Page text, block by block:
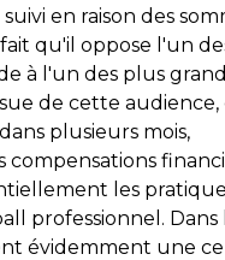
en raison des
qu'il oppose l'un
à l'un des plus
de cette
plusieurs mois,
les
professionnel. Dans
évidemment une